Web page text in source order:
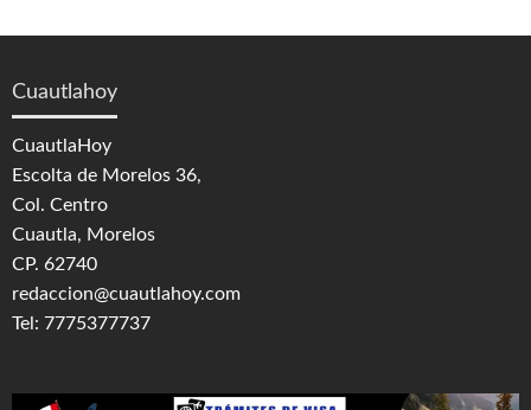
Cuautlahoy
CuautlaHoy
Escolta de Morelos 36,
Col. Centro
Cuautla, Morelos
CP. 62740
redaccion@cuautlahoy.com
Tel: 7775377737